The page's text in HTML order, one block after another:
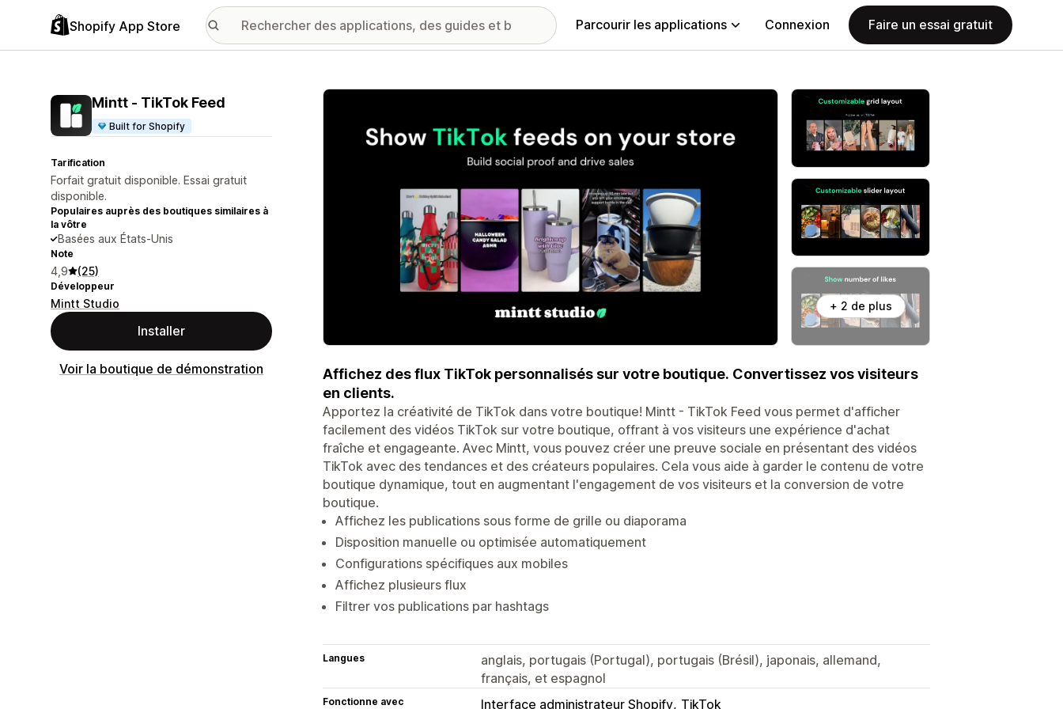
Shopify App Store Parcourir les applications Connexion Faire un essai gratuit
Mintt ‑ TikTok Feed
Built for Shopify
Tarification
Forfait gratuit disponible. Essai gratuit
disponible.
Populaires auprès des boutiques similaires à
la vôtre
Basées aux États-Unis
Note
4,9 (25)
Développeur
Mintt Studio
Installer
Voir la boutique de démonstration
Galerie d’images vedette
+ 2 de plus
Affichez des flux TikTok personnalisés sur votre boutique. Convertissez vos visiteurs
en clients.
Apportez la créativité de TikTok dans votre boutique! Mintt - TikTok Feed vous permet d'afficher
facilement des vidéos TikTok sur votre boutique, offrant à vos visiteurs une expérience d'achat
fraîche et engageante. Avec Mintt, vous pouvez créer une preuve sociale en présentant des vidéos
TikTok avec des tendances et des créateurs populaires. Cela vous aide à garder le contenu de votre
boutique dynamique, tout en augmentant l'engagement de vos visiteurs et la conversion de votre
boutique.
Affichez les publications sous forme de grille ou diaporama
Disposition manuelle ou optimisée automatiquement
Configurations spécifiques aux mobiles
Affichez plusieurs flux
Filtrer vos publications par hashtags
Langues
anglais, portugais (Portugal), portugais (Brésil), japonais, allemand,
français, et espagnol
Fonctionne avec Interface administrateur Shopify TikTok